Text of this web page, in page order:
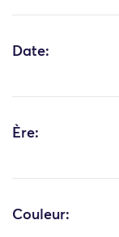
Date:
Ère:
Couleur: